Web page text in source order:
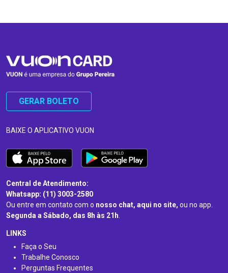
GERAR BOLETO
BAIXE O APLICATIVO VUON
Central de Atendimento:
Whatsapp: (11) 3003-2580
Ou entre em contato com o nosso chat, aqui no site, ou no app.
Segunda a Sábado, das 8h às 21h.
LINKS
Faça o Seu
Trabalhe Conosco
Perguntas Frequentes